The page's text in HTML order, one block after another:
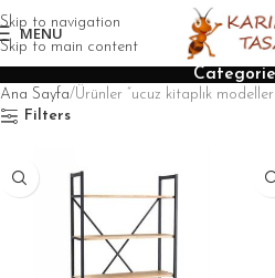
Skip to navigation
Skip to main content
MENU
Ana Sayfa Ürünler “ucuz kitaplık
Filters